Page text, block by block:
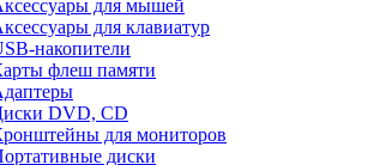
для мышей
для клавиатур
накопители
флеш памяти
DVD, CD
для мониторов
диски